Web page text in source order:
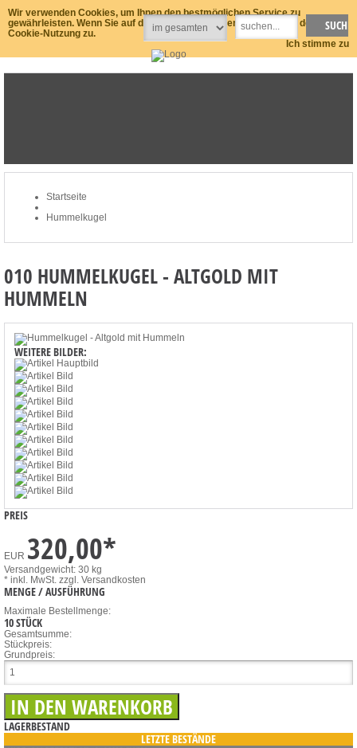
Wir verwenden Cookies, um Ihnen den bestmöglichen Service zu
gewährleisten. Wenn Sie auf der Seite weitersurfen stimmen Sie der
Cookie-Nutzung zu.
Ich stimme zu
Startseite
Hummelkugel
010 HUMMELKUGEL - ALTGOLD MIT
HUMMELN
WEITERE BILDER:
PREIS
EUR 320,00*
Versandgewicht: 30 kg
* inkl. MwSt. zzgl. Versandkosten
MENGE / AUSFÜHRUNG
Maximale Bestellmenge:
10 STÜCK
Gesamtsumme:
Stückpreis:
Grundpreis:
LAGERBESTAND
LETZTE BESTÄNDE